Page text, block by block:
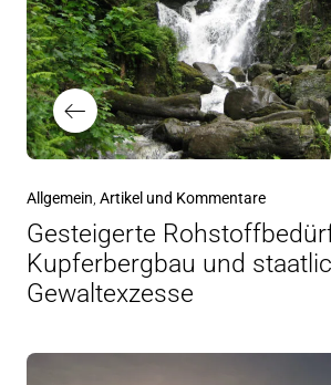
Vorheriger
Beitrag
Allgemein Artikel und Kommentare
Gesteigerte
Kupferbergbau und
Gewaltexzesse